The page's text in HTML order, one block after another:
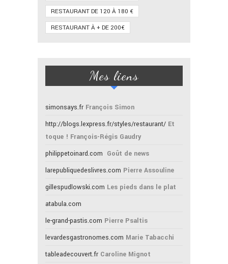
RESTAURANT DE 120 À 180 €
RESTAURANT À + DE 200€
Mes liens
simonsays.fr François Simon
http://blogs.lexpress.fr/styles/restaurant/ Et
toque ! François-Régis Gaudry
philippetoinard.com Goût de news
larepubliquedeslivres.com Pierre Assouline
gillespudlowski.com Les pieds dans le plat
atabula.com
le-grand-pastis.com Pierre Psaltis
levardesgastronomes.com Marie Tabacchi
tableadecouvert.fr Caroline Mignot